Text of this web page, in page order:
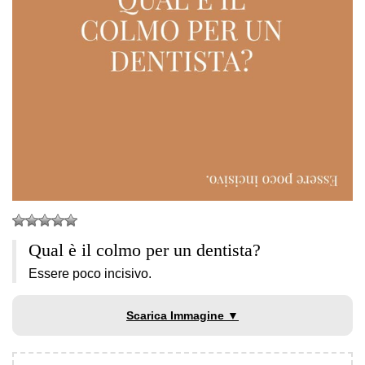
Qual è il colmo per un dentista?
Essere poco incisivo.
Scarica Immagine ▼